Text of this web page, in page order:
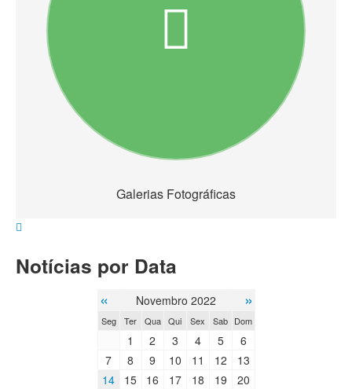
Galerias Fotográficas
Notícias por Data
« Novembro 2022 »
Seg Ter Qua Qui Sex Sab Dom
1 2 3 4 5
6
7
8 9 10 11 12
13
14
15 16 17 18 19
20